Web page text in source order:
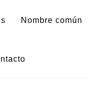
Nombre común